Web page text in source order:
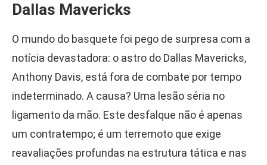
Dallas Mavericks
O mundo do basquete foi pego de surpresa com a
notícia devastadora: o astro do Dallas Mavericks,
Anthony Davis, está fora de combate por tempo
indeterminado. A causa? Uma lesão séria no
ligamento da mão. Este desfalque não é apenas
um contratempo; é um terremoto que exige
reavaliações profundas na estrutura tática e nas